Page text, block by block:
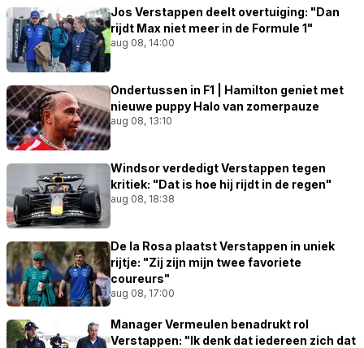
Jos Verstappen deelt overtuiging: "Dan
rijdt Max niet meer in de Formule 1"
aug 08, 14:00
Ondertussen in F1 | Hamilton geniet met
nieuwe puppy Halo van zomerpauze
aug 08, 13:10
Windsor verdedigt Verstappen tegen
kritiek: "Dat is hoe hij rijdt in de regen"
aug 08, 18:38
De la Rosa plaatst Verstappen in uniek
rijtje: "Zij zijn mijn twee favoriete
coureurs"
aug 08, 17:00
Manager Vermeulen benadrukt rol
Verstappen: "Ik denk dat iedereen zich dat